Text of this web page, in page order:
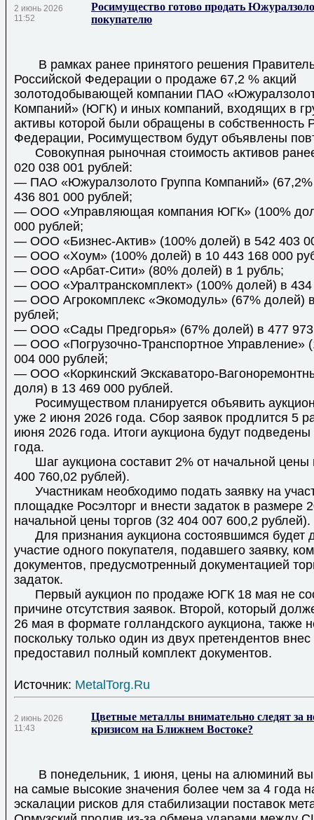
2 июнь 2026
11:52
Росимущество готово продать
покупателю
В рамках ранее принятого решения
Российской Федерации о продаже 67,2 % акций
золотодобывающей компании ПАО
Компаний» (ЮГК) и иных компаний, входящих в
активы которой были обращены в собственность
Федерации, Росимуществом будут объявлены
Совокупная рыночная стоимость активов
020 038 001 рублей:
— ПАО «Южуралзолото Группа Компаний» (67,2%
436 801 000 рублей;
— ООО «Управляющая компания ЮГК» (100%
000 рублей;
— ООО «Бизнес-Актив» (100% долей) в 542 403
— ООО «Хоум» (100% долей) в 10 443 168 000
— ООО «Арбат-Сити» (80% долей) в 1 рубль;
— ООО «Уралтранскомплект» (100% долей) в 434
— ООО Агрокомплекс «Экомодуль» (67% долей)
рублей;
— ООО «Сады Предгорья» (67% долей) в 477 973
— ООО «Погрузочно-Транспортное Управление»
004 000 рублей;
— ООО «Коркинский Экскаваторо-
доля) в 13 469 000 рублей.
Росимуществом планируется объявить
уже 2 июня 2026 года. Сбор заявок продлится 5
июня 2026 года. Итоги аукциона будут
года.
Шаг аукциона составит 2% от начальной цены
400 760,02 рублей).
Участникам необходимо подать заявку на
площадке Росэлторг и внести задаток в размере
начальной цены торгов (32 404 007 600,2 рублей).
Для признания аукциона состоявшимся будет
участие одного покупателя, подавшего заявку,
документов, предусмотренный документацией
задаток.
Первый аукцион по продаже ЮГК 18 мая не
причине отсутствия заявок. Второй, который
26 мая в формате голландского аукциона, также
поскольку только один из двух претендентов внес
предоставил полный комплект документов.
Источник: MetalTorg.Ru
2 июнь 2026
11:43
Цветные металлы внимательно следят за
кризисом на Ближнем Востоке?
В понедельник, 1 июня, цены на алюминий
на самые высокие значения более чем за 4 года
эскалации рисков для стабилизации поставок